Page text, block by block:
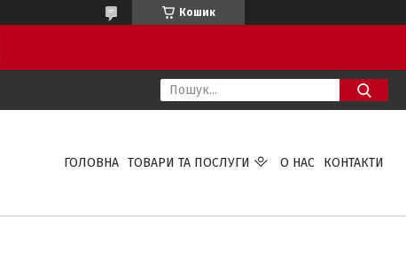
Кошик
ГОЛОВНА ТОВАРИ ТА ПОСЛУГИ О НАС КОНТАКТИ